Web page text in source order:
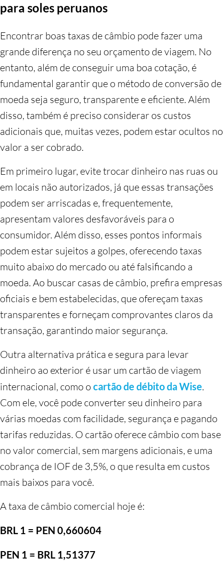
para soles peruanos
Encontrar boas taxas de câmbio pode fazer uma
grande diferença no seu orçamento de viagem. No
entanto, além de conseguir uma boa cotação, é
fundamental garantir que o método de conversão de
moeda seja seguro, transparente e eficiente. Além
disso, também é preciso considerar os custos
adicionais que, muitas vezes, podem estar ocultos no
valor a ser cobrado.
Em primeiro lugar, evite trocar dinheiro nas ruas ou
em locais não autorizados, já que essas transações
podem ser arriscadas e, frequentemente,
apresentam valores desfavoráveis para o
consumidor. Além disso, esses pontos informais
podem estar sujeitos a golpes, oferecendo taxas
muito abaixo do mercado ou até falsificando a
moeda. Ao buscar casas de câmbio, prefira empresas
oficiais e bem estabelecidas, que ofereçam taxas
transparentes e forneçam comprovantes claros da
transação, garantindo maior segurança.
Outra alternativa prática e segura para levar
dinheiro ao exterior é usar um cartão de viagem
internacional, como o cartão de débito da Wise.
Com ele, você pode converter seu dinheiro para
várias moedas com facilidade, segurança e pagando
tarifas reduzidas. O cartão oferece câmbio com base
no valor comercial, sem margens adicionais, e uma
cobrança de IOF de 3,5%, o que resulta em custos
mais baixos para você.
A taxa de câmbio comercial hoje é:
BRL 1 = PEN 0,660604
PEN 1 = BRL 1,51377